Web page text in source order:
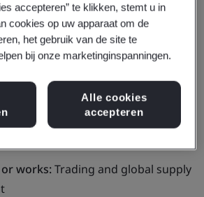
Service
chain for consumer goods
works:Trading and global supply
accepteren” te klikken, stemt u in
cookies op uw apparaat om de
het gebruik van de site te
bij onze marketinginspanningen.
Alle cookies
accepteren